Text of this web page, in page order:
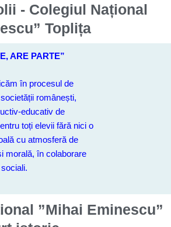
- Colegiul Național
Toplița
ARE PARTE”
în procesul de
românești,
educativ de
toți elevii fără nici o
cu atmosferă de
morală, în colaborare
”Mihai Eminescu”